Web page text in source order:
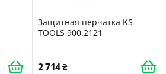
Защитная перчатка KS
TOOLS 900.2121
2 714